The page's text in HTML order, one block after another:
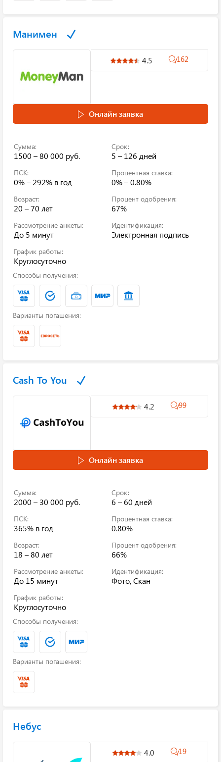
Манимен
4.5 162
Онлайн заявка
Сумма:
1500 – 80 000 руб.
Срок:
5 – 126 дней
ПСК:
0% – 292% в год
Процентная ставка:
0% – 0.80%
Возраст:
20 – 70 лет
Процент одобрения:
67%
Рассмотрение анкеты:
До 5 минут
Идентификация:
Электронная подпись
График работы:
Круглосуточно
Способы получения:
Варианты погашения:
Cash To You
4.2 99
Онлайн заявка
Сумма:
2000 – 30 000 руб.
Срок:
6 – 60 дней
ПСК:
365% в год
Процентная ставка:
0.80%
Возраст:
18 – 80 лет
Процент одобрения:
66%
Рассмотрение анкеты:
До 15 минут
Идентификация:
Фото, Скан
График работы:
Круглосуточно
Способы получения:
Варианты погашения:
Небус
4.0 19